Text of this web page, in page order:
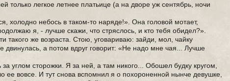
только легкое летнее платьице (а на дворе уж сентябрь, ночи
холодно небось в таком-то наряде!». Она головой мотает,
я, - лучше скажи, что стряслось, и кто тебя обидел?».
такого же возраста. Стою, уговариваю: зайди, мол, чайку
двинулась, а потом вдруг говорит: «Не надо мне чая... Лучше
углом сторожки. Я за ней, а там никого... Обошел будку кругом,
вовсе. И тут снова вспомнил я о похороненной нынче девушке,